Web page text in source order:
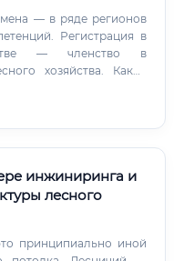
— в ряде регионов
Регистрация в
— членство в
хозяйства. Какие
подготовки лесничих:
инжиниринга и
лесного
принципиально иной